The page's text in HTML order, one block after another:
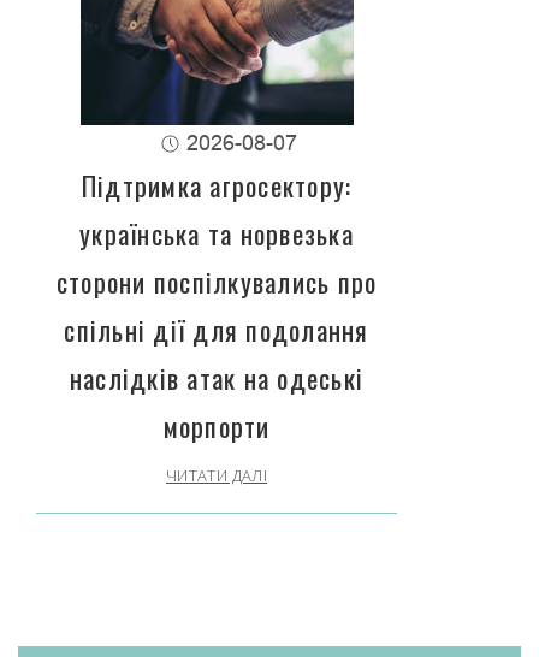
2026-08-07
Підтримка агросектору:
українська та норвезька
сторони поспілкувались про
спільні дії для подолання
наслідків атак на одеські
морпорти
ЧИТАТИ ДАЛІ